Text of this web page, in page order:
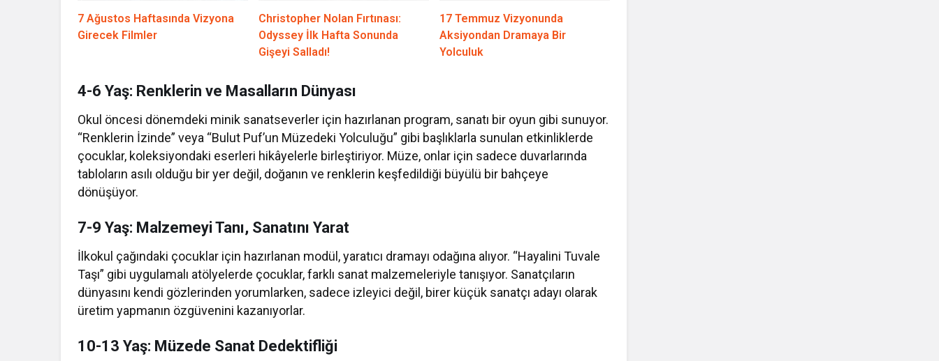
7 Ağustos Haftasında Vizyona
Girecek Filmler
Christopher Nolan Fırtınası:
Odyssey İlk Hafta Sonunda
Gişeyi Salladı!
17 Temmuz Vizyonunda
Aksiyondan Dramaya Bir
Yolculuk
4-6 Yaş: Renklerin ve Masalların Dünyası
Okul öncesi dönemdeki minik sanatseverler için hazırlanan program, sanatı bir oyun gibi sunuyor.
“Renklerin İzinde” veya “Bulut Puf’un Müzedeki Yolculuğu” gibi başlıklarla sunulan etkinliklerde
çocuklar, koleksiyondaki eserleri hikâyelerle birleştiriyor. Müze, onlar için sadece duvarlarında
tabloların asılı olduğu bir yer değil, doğanın ve renklerin keşfedildiği büyülü bir bahçeye
dönüşüyor.
7-9 Yaş: Malzemeyi Tanı, Sanatını Yarat
İlkokul çağındaki çocuklar için hazırlanan modül, yaratıcı dramayı odağına alıyor. “Hayalini Tuvale
Taşı” gibi uygulamalı atölyelerde çocuklar, farklı sanat malzemeleriyle tanışıyor. Sanatçıların
dünyasını kendi gözlerinden yorumlarken, sadece izleyici değil, birer küçük sanatçı adayı olarak
üretim yapmanın özgüvenini kazanıyorlar.
10-13 Yaş: Müzede Sanat Dedektifliği